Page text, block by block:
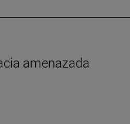
amenazada